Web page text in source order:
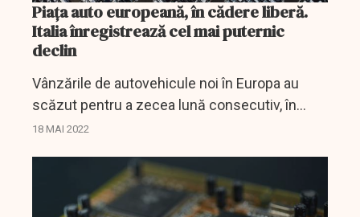
Piața auto europeană, în cădere liberă.
Italia înregistrează cel mai puternic
declin
Vânzările de autovehicule noi în Europa au
scăzut pentru a zecea lună consecutiv, în
condițiile în care industria rămâne blocată din
18 MAI 2022